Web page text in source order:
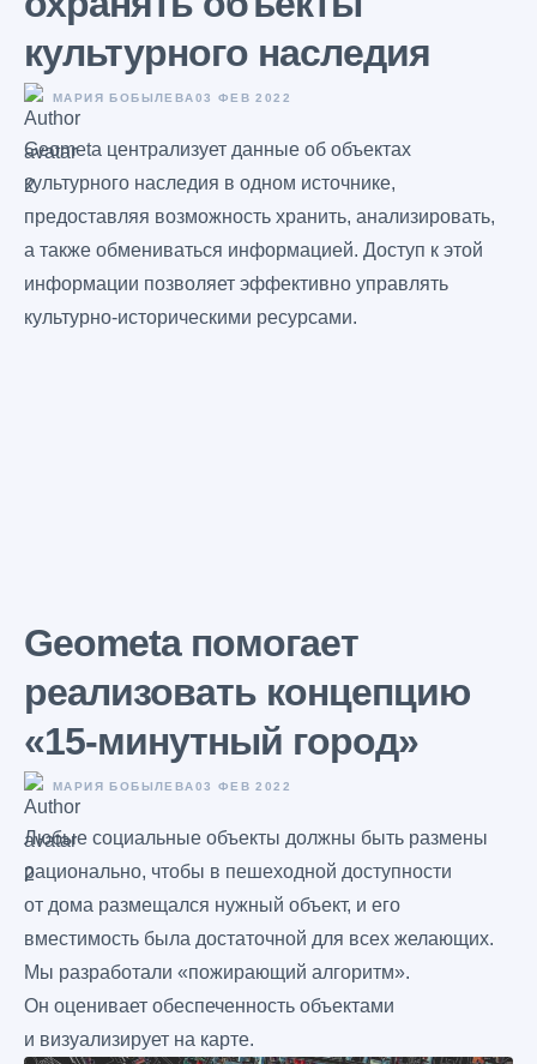
культурного наследия
МАРИЯ БОБЫЛЕВА03 ФЕВ 2022
Geometa централизует данные об объектах
культурного наследия в одном источнике,
предоставляя возможность хранить, анализировать,
а также обмениваться информацией. Доступ к этой
информации позволяет эффективно управлять
культурно-историческими ресурсами.
Geometa помогает
реализовать концепцию
«15-минутный город»
МАРИЯ БОБЫЛЕВА03 ФЕВ 2022
Любые социальные объекты должны быть размены
рационально, чтобы в пешеходной доступности
от дома размещался нужный объект, и его
вместимость была достаточной для всех желающих.
Мы разработали «пожирающий алгоритм».
Он оценивает обеспеченность объектами
и визуализирует на карте.